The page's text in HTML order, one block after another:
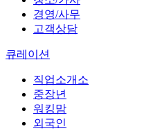
경영/사무
고객상담
큐레이션
직업소개소
중장년
워킹맘
외국인